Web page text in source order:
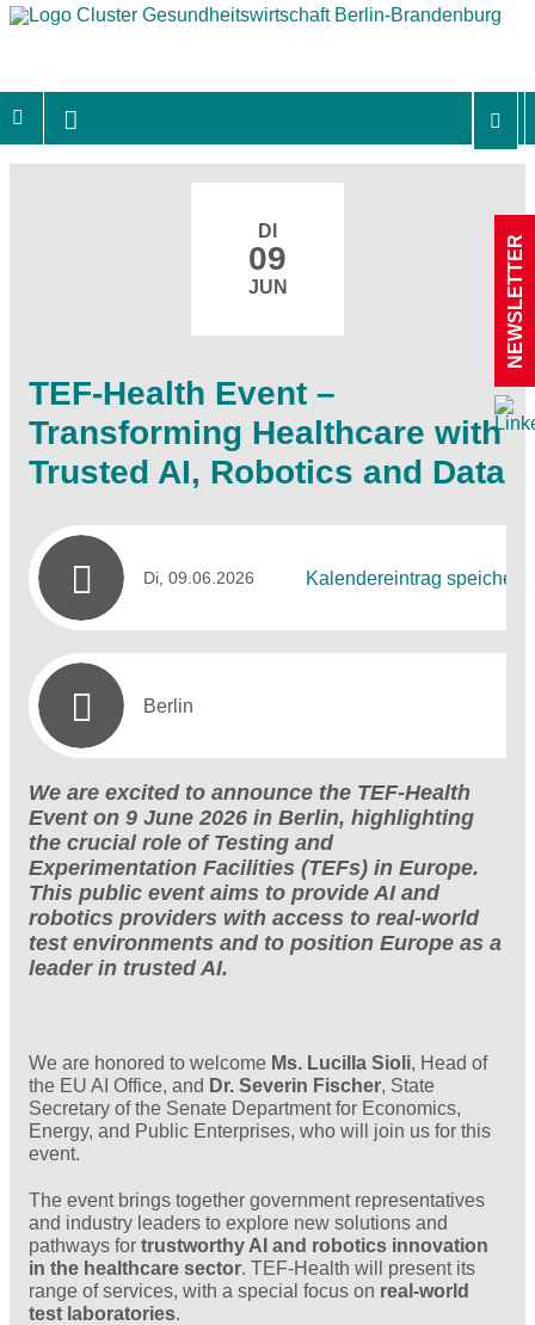
DI
09
JUN
TEF-Health Event –
Transforming Healthcare with
Trusted AI, Robotics and Data
Di, 09.06.2026 Kalendereintrag speichern
Berlin
We are excited to announce the TEF-Health
Event on 9 June 2026 in Berlin, highlighting
the crucial role of Testing and
Experimentation Facilities (TEFs) in Europe.
This public event aims to provide AI and
robotics providers with access to real-world
test environments and to position Europe as a
leader in trusted AI.
We are honored to welcome Ms. Lucilla Sioli, Head of
the EU AI Office, and Dr. Severin Fischer, State
Secretary of the Senate Department for Economics,
Energy, and Public Enterprises, who will join us for this
event.
The event brings together government representatives
and industry leaders to explore new solutions and
pathways for trustworthy AI and robotics innovation
in the healthcare sector. TEF-Health will present its
range of services, with a special focus on real-world
test laboratories.
NEWSLETTER